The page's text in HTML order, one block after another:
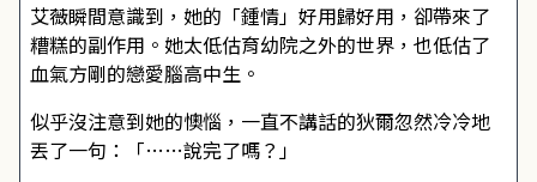
艾薇瞬間意識到，她的「鍾情」好用歸好用，卻帶來了
糟糕的副作用。她太低估育幼院之外的世界，也低估了
血氣方剛的戀愛腦高中生。
似乎沒注意到她的懊惱，一直不講話的狄爾忽然冷冷地
丟了一句：「……說完了嗎？」